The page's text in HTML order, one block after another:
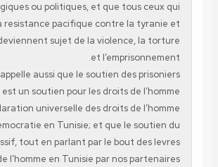
ou politiques, et que tous ceux qui
resistance pacifique contre la tyranie et
sujet de la violence, la torture
et l’emprisonnement.
aussi que le soutien des prisoniers
un soutien pour les droits de l’homme
universelle des droits de l’homme
en Tunisie; et que le soutien du
tout en parlant par le bout des levres
l’homme en Tunisie par nos partenaires